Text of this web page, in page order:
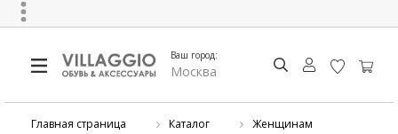
Ваш город:
Москва
Главная страница Каталог
Женщинам